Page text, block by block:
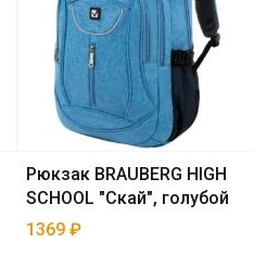
Рюкзак BRAUBERG HIGH
SCHOOL "Скай", голубой
1369 ₽